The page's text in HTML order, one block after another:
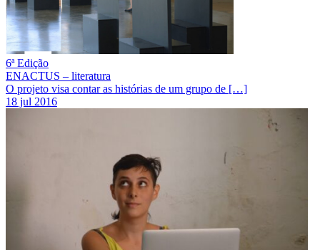
6ª Edição
ENACTUS – literatura
O projeto visa contar as histórias de um grupo de […]
18 jul 2016